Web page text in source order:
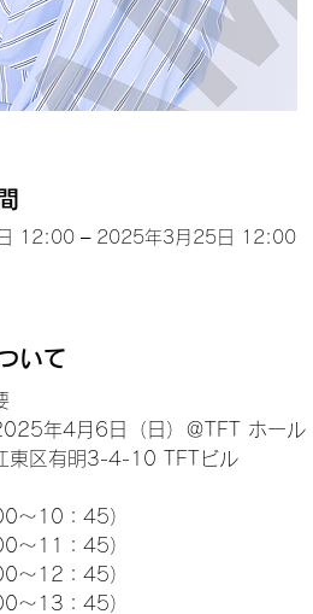
12:00 – 2025年3月25日 12:00
いて
年4月6日（日）＠TFT ホー
東区有明3-4-10 TFTビル
～10：45）
～11：45）
～12：45）
～13：45）